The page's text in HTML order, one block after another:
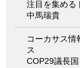
注目を集める
中馬瑞貴
コーカサス情
ス
COP29議長